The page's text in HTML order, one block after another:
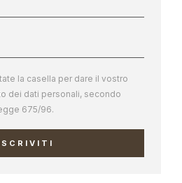
la casella per dare il vostro
dei dati personali, secondo
675/96.